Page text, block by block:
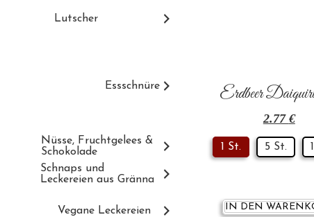
Lutscher
Essschnüre
Nüsse, Fruchtgelees &
Schokolade
Schnaps und
Leckereien aus Gränna
Vegane Leckereien
Erdbeer
2.77 €
1 St. 5 St.
IN DEN